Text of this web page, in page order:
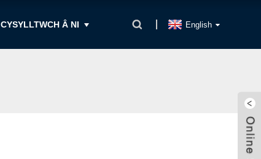
CYSYLLTWCH Â NI English